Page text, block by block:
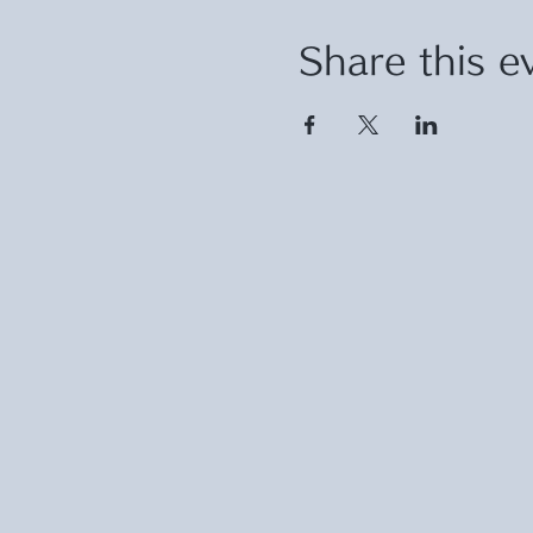
Share this